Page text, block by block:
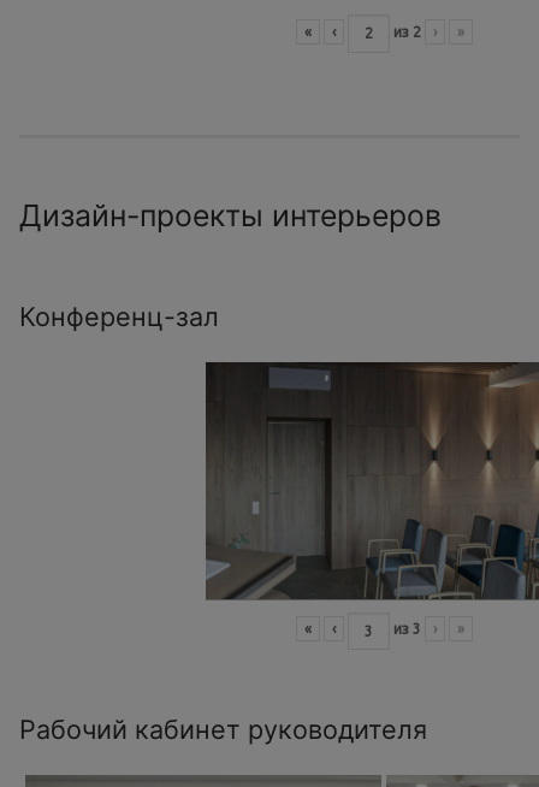
« ‹ из 2 › »
Дизайн-проекты интерьеров
Конференц-зал
« ‹ из 3 › »
Рабочий кабинет руководителя